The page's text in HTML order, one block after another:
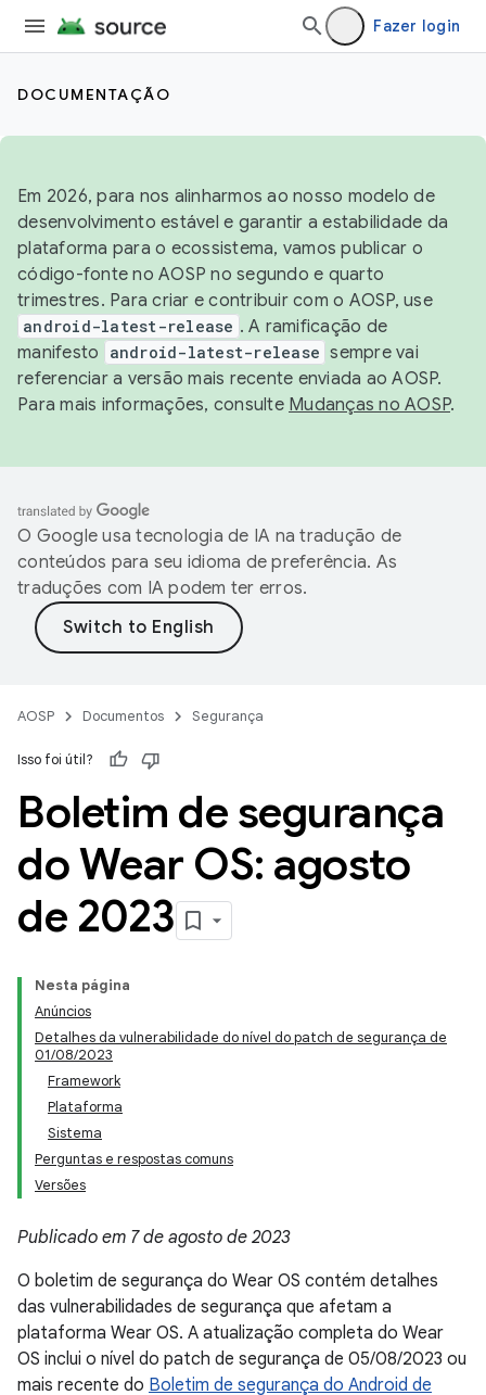
Fazer login
DOCUMENTAÇÃO
Em 2026, para nos alinharmos ao nosso modelo de
desenvolvimento estável e garantir a estabilidade da
plataforma para o ecossistema, vamos publicar o
código-fonte no AOSP no segundo e quarto
trimestres. Para criar e contribuir com o AOSP, use
android-latest-release . A ramificação de
manifesto
android-latest-release sempre vai
referenciar a versão mais recente enviada ao AOSP.
Para mais informações, consulte Mudanças no AOSP.
O Google usa tecnologia de IA na tradução de
conteúdos para seu idioma de preferência. As
traduções com IA podem ter erros.
AOSP Documentos Segurança
Isso foi útil?
Boletim de segurança
do Wear OS: agosto
de 2023
Nesta página
Anúncios
Detalhes da vulnerabilidade do nível do patch de segurança de
01/08/2023
Framework
Plataforma
Sistema
Perguntas e respostas comuns
Versões
Publicado em 7 de agosto de 2023
O boletim de segurança do Wear OS contém detalhes
das vulnerabilidades de segurança que afetam a
plataforma Wear OS. A atualização completa do Wear
OS inclui o nível do patch de segurança de 05/08/2023 ou
mais recente do Boletim de segurança do Android de